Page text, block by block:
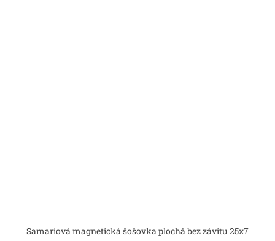
Samariová magnetická šošovka plochá bez závitu 25x7